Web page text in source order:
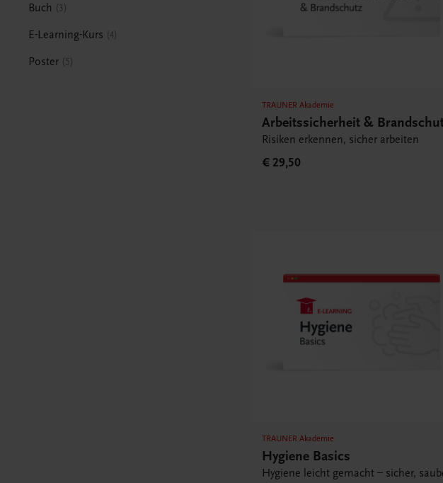
Buch 3
E-Learning-Kurs 4
Poster 5
TRAUNER Akademie
Arbeitssicherheit &
Risiken erkennen, sicher arbeiten
€ 29,50
TRAUNER Akademie
Hygiene Basics
Hygiene leicht gemacht – sicher,